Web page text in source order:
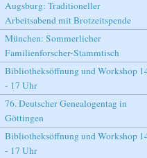
Augsburg: Traditioneller
Arbeitsabend mit Brotzeitspende
München: Sommerlicher
Familienforscher-Stammtisch
Bibliotheksöffnung und Workshop
- 17 Uhr
76. Deutscher Genealogentag in
Göttingen
Bibliotheksöffnung und Workshop
- 17 Uhr